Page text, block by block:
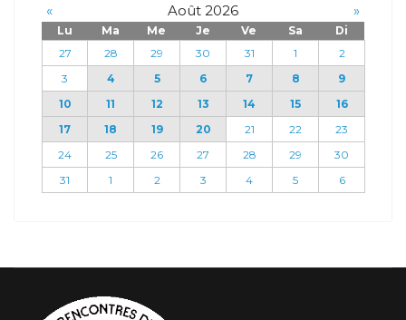
« Août 2026 »
Lu Ma Me Je Ve Sa
Di
27
28 29 30 31 1
2
3
4 5 6 7 8
9
10
11 12 13 14 15
16
17
18 19 20 21 22
23
24
25 26 27 28 29
30
31
1 2 3 4 5 6